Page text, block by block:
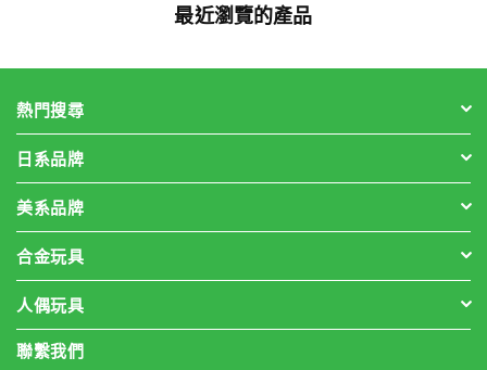
最近瀏覽的產品
熱門搜尋
日系品牌
美系品牌
合金玩具
人偶玩具
聯繫我們